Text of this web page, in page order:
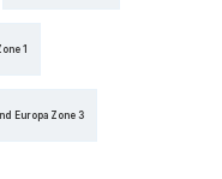
1
Europa Zone 3